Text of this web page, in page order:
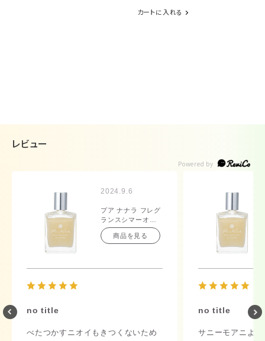
カートに入れる
レビュー
2024.9.6
プア ナナラ フレグ
ランスシマーオイ
ル シアープカナ
50mL商品を見る
no title
べたつかすニオイもきつくないため
no title
サニーモアニよ